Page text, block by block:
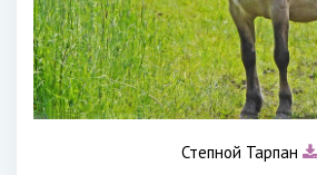
Степной Тарпан